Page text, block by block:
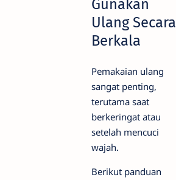
Gunakan
Ulang Secara
Berkala
Pemakaian ulang
sangat penting,
terutama saat
berkeringat atau
setelah mencuci
wajah.
Berikut panduan